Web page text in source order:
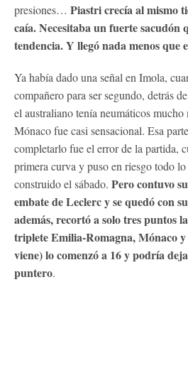
presiones… Piastri crecía al mismo
caía. Necesitaba un fuerte sacudón
tendencia. Y llegó nada menos que
Ya había dado una señal en Imola,
compañero para ser segundo, detrás
el australiano tenía neumáticos mucho
Mónaco fue casi sensacional. Esa
completarlo fue el error de la partida,
primera curva y puso en riesgo todo
construido el sábado. Pero contuvo
embate de Leclerc y se quedó con
además, recortó a solo tres puntos
triplete Emilia-Romagna, Mónaco y
viene) lo comenzó a 16 y podría
puntero.